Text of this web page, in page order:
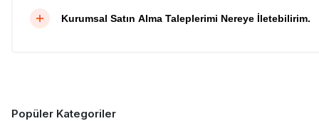
Kurumsal Satın Alma Taleplerimi Nereye İletebilirim.
Popüler Kategoriler